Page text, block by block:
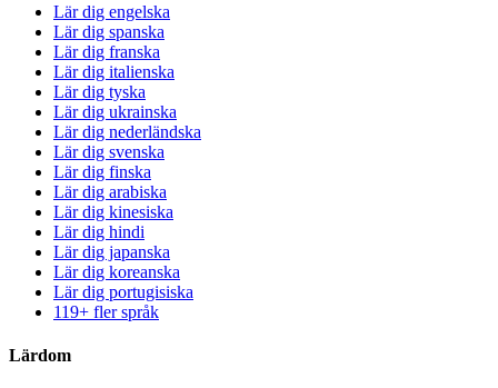
Lär dig engelska
Lär dig spanska
Lär dig franska
Lär dig italienska
Lär dig tyska
Lär dig ukrainska
Lär dig nederländska
Lär dig svenska
Lär dig finska
Lär dig arabiska
Lär dig kinesiska
Lär dig hindi
Lär dig japanska
Lär dig koreanska
Lär dig portugisiska
119+ fler språk
Lärdom